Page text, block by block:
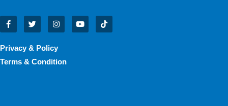
Privacy & Policy
Terms & Condition